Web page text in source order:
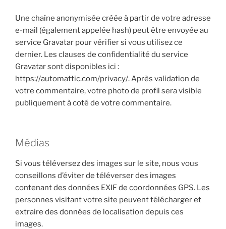
Une chaîne anonymisée créée à partir de votre adresse
e-mail (également appelée hash) peut être envoyée au
service Gravatar pour vérifier si vous utilisez ce
dernier. Les clauses de confidentialité du service
Gravatar sont disponibles ici :
https://automattic.com/privacy/. Après validation de
votre commentaire, votre photo de profil sera visible
publiquement à coté de votre commentaire.
Médias
Si vous téléversez des images sur le site, nous vous
conseillons d’éviter de téléverser des images
contenant des données EXIF de coordonnées GPS. Les
personnes visitant votre site peuvent télécharger et
extraire des données de localisation depuis ces
images.